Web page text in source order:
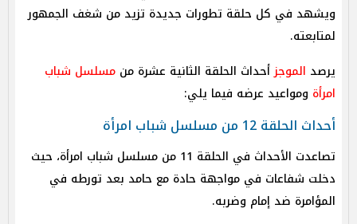
ويشهد في كل حلقة تطورات جديدة تزيد من شغف الجمهور
لمتابعته.
يرصد الموجزأحداث الحلقة الثانية عشرة من مسلسل شباب
امرأة ومواعيد عرضه فيما يلي:
أحداث الحلقة 12 من مسلسل شباب امرأة
تصاعدت الأحداث في الحلقة 11 من مسلسل شباب امرأة، حيث
دخلت شفاعات في مواجهة حادة مع حامد بعد تورطه في
المؤامرة ضد إمام وضربه.